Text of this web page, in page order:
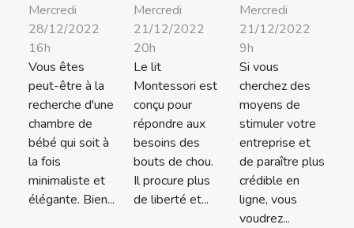
Mercredi
28/12/2022
16h
Vous êtes
peut-être à la
recherche d'une
chambre de
bébé qui soit à
la fois
minimaliste et
élégante. Bien...
Mercredi
21/12/2022
20h
Le lit
Montessori est
conçu pour
répondre aux
besoins des
bouts de chou.
Il procure plus
de liberté et...
Mercredi
21/12/2022
9h
Si vous
cherchez des
moyens de
stimuler votre
entreprise et
de paraître plus
crédible en
ligne, vous
voudrez...